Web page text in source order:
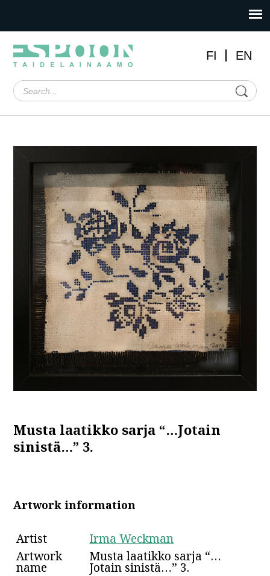
FI EN
Musta laatikko sarja “…Jotain
sinistä…” 3.
Artwork information
Artist
Irma Weckman
Artwork
name
Musta laatikko sarja “…
Jotain sinistä…” 3.